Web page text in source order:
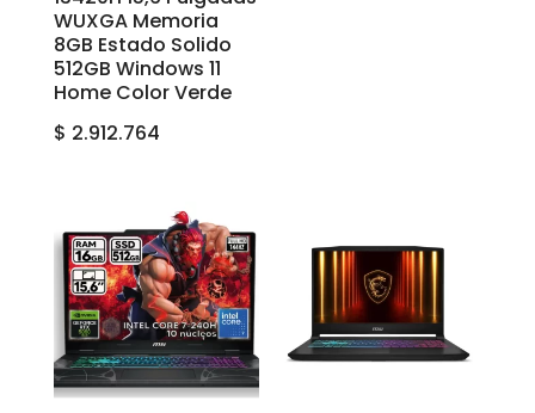
WUXGA Memoria
8GB Estado Solido
512GB Windows 11
Home Color Verde
$ 2.912.764